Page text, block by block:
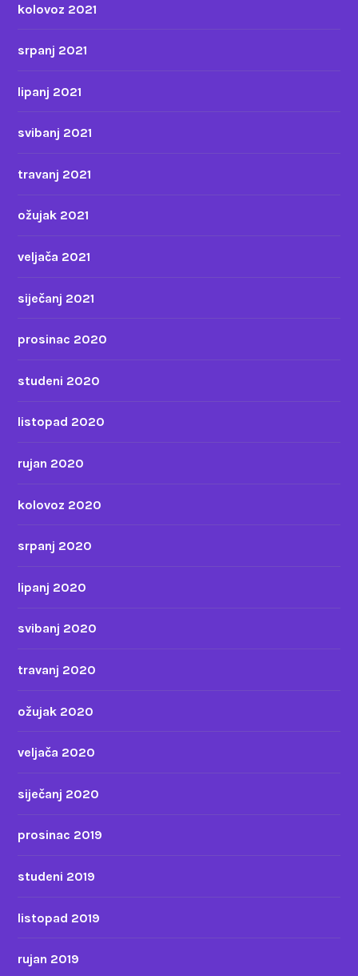
kolovoz 2021
srpanj 2021
lipanj 2021
svibanj 2021
travanj 2021
ožujak 2021
veljača 2021
siječanj 2021
prosinac 2020
studeni 2020
listopad 2020
rujan 2020
kolovoz 2020
srpanj 2020
lipanj 2020
svibanj 2020
travanj 2020
ožujak 2020
veljača 2020
siječanj 2020
prosinac 2019
studeni 2019
listopad 2019
rujan 2019